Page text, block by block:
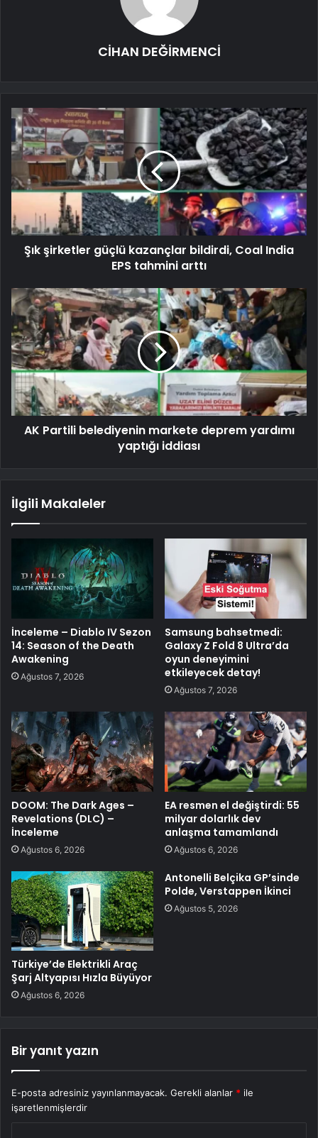
CİHAN DEĞİRMENCİ
Şık şirketler güçlü kazançlar bildirdi, Coal India
EPS tahmini arttı
AK Partili belediyenin markete deprem yardımı
yaptığı iddiası
İlgili Makaleler
İnceleme – Diablo IV Sezon
14: Season of the Death
Awakening
Ağustos 7, 2026
Samsung bahsetmedi:
Galaxy Z Fold 8 Ultra’da
oyun deneyimini
etkileyecek detay!
Ağustos 7, 2026
DOOM: The Dark Ages –
Revelations (DLC) –
İnceleme
Ağustos 6, 2026
EA resmen el değiştirdi: 55
milyar dolarlık dev
anlaşma tamamlandı
Ağustos 6, 2026
Türkiye’de Elektrikli Araç
Şarj Altyapısı Hızla Büyüyor
Ağustos 6, 2026
Antonelli Belçika GP’sinde
Polde, Verstappen İkinci
Ağustos 5, 2026
Bir yanıt yazın
E-posta adresiniz yayınlanmayacak. Gerekli alanlar * ile
işaretlenmişlerdir